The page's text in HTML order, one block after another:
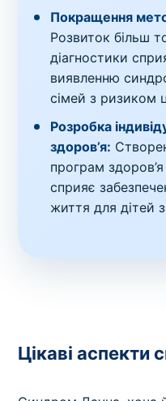
Покращення
Розвиток більш
діагностики
виявленню
сімей з ризиком
Розробка
здоров’я:
програм
сприяє
життя для дітей
Цікаві аспекти